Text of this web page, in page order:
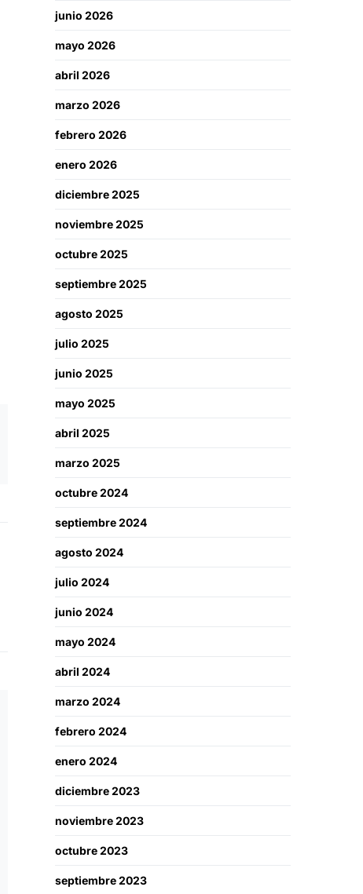
junio 2026
mayo 2026
abril 2026
marzo 2026
febrero 2026
enero 2026
diciembre 2025
noviembre 2025
octubre 2025
septiembre 2025
agosto 2025
julio 2025
junio 2025
mayo 2025
abril 2025
marzo 2025
octubre 2024
septiembre 2024
agosto 2024
julio 2024
junio 2024
mayo 2024
abril 2024
marzo 2024
febrero 2024
enero 2024
diciembre 2023
noviembre 2023
octubre 2023
septiembre 2023